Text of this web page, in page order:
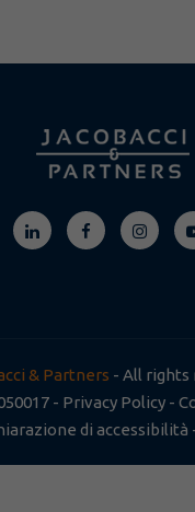
& Partners - All rights
- Privacy Policy-
di accessibilità